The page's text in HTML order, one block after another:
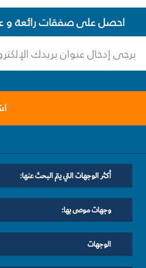
احصل على صفقات رائعة و
أكثر الوجهات التي يتم البحث عنها:
وجهات موصى بها:
الوجهات